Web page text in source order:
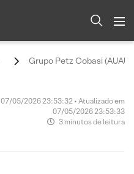
Grupo Petz Cobasi
07/05/2026 23:53:32 • Atualizado em
07/05/2026 23:53:33
3 minutos de leitura